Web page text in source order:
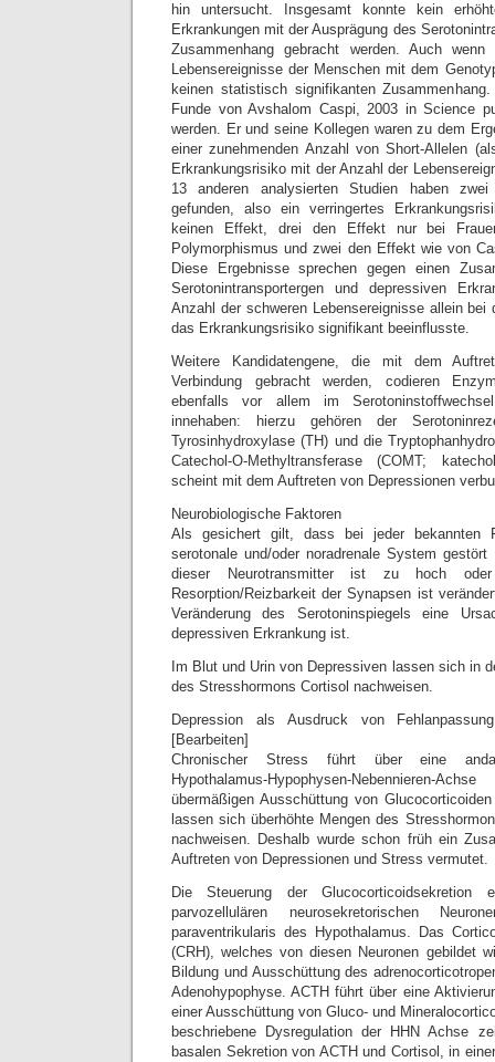
hin untersucht. Insgesamt konnte kein
Erkrankungen mit der Ausprägung des
Zusammenhang gebracht werden. Auch
Lebensereignisse der Menschen mit dem
keinen statistisch signifikanten
Funde von Avshalom Caspi, 2003 in Science
werden. Er und seine Kollegen waren zu dem
einer zunehmenden Anzahl von Short-Allelen
Erkrankungsrisiko mit der Anzahl der
13 anderen analysierten Studien haben
gefunden, also ein verringertes
keinen Effekt, drei den Effekt nur bei
Polymorphismus und zwei den Effekt wie von
Diese Ergebnisse sprechen gegen einen
Serotonintransportergen und depressiven
Anzahl der schweren Lebensereignisse allein bei
das Erkrankungsrisiko signifikant beeinflusste.
Weitere Kandidatengene, die mit dem
Verbindung gebracht werden, codieren
ebenfalls vor allem im
innehaben: hierzu gehören der
Tyrosinhydroxylase (TH) und die
Catechol-O-Methyltransferase (COMT;
scheint mit dem Auftreten von Depressionen
Neurobiologische Faktoren
Als gesichert gilt, dass bei jeder bekannten
serotonale und/oder noradrenale System
dieser Neurotransmitter ist zu hoch
Resorption/Reizbarkeit der Synapsen ist
Veränderung des Serotoninspiegels eine
depressiven Erkrankung ist.
Im Blut und Urin von Depressiven lassen sich in
des Stresshormons Cortisol nachweisen.
Depression als Ausdruck von
[Bearbeiten]
Chronischer Stress führt über eine
Hypothalamus-Hypophysen-Nebennieren-
übermäßigen Ausschüttung von
lassen sich überhöhte Mengen des
nachweisen. Deshalb wurde schon früh ein
Auftreten von Depressionen und Stress vermutet.
Die Steuerung der
parvozellulären neurosekretorischen
paraventrikularis des Hypothalamus. Das
(CRH), welches von diesen Neuronen gebildet
Bildung und Ausschüttung des
Adenohypophyse. ACTH führt über eine
einer Ausschüttung von Gluco- und
beschriebene Dysregulation der HHN Achse
basalen Sekretion von ACTH und Cortisol, in